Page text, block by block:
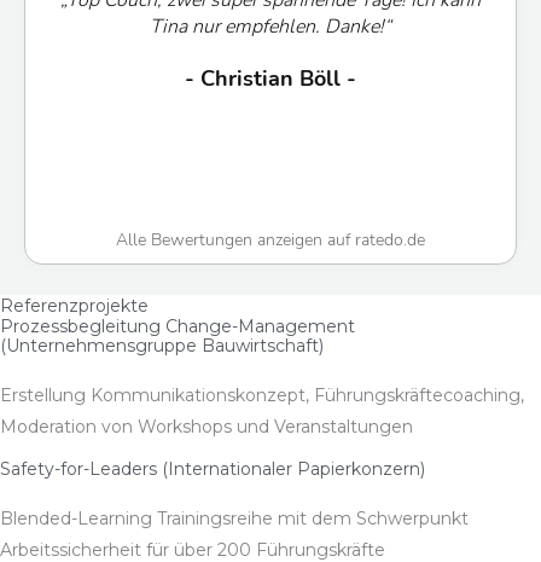
Tina nur empfehlen. Danke!“
- Christian Böll -
Alle Bewertungen anzeigen auf ratedo.de
Referenzprojekte
Prozessbegleitung Change-Management
(Unternehmensgruppe Bauwirtschaft)
Erstellung Kommunikationskonzept, Führungskräftecoaching,
Moderation von Workshops und Veranstaltungen
Safety-for-Leaders (Internationaler Papierkonzern)
Blended-Learning Trainingsreihe mit dem Schwerpunkt
Arbeitssicherheit für über 200 Führungskräfte